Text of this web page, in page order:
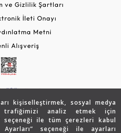
kişiselleştirmek, sosyal medya
trafiğimizi analiz etmek için
seçeneği ile tüm çerezleri kabul
seçeneği ile ayarları
© 2026 Assos Diamond
ve Gizlilik Şartları
İleti Onayı
Metni
Alışveriş